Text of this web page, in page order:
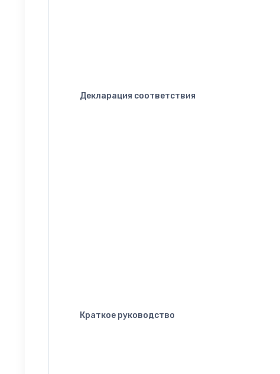
Декларация соответствия
Краткое руководство